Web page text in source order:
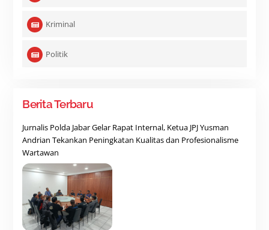
Kriminal
Politik
Berita Terbaru
Jurnalis Polda Jabar Gelar Rapat Internal, Ketua JPJ Yusman
Andrian Tekankan Peningkatan Kualitas dan Profesionalisme
Wartawan